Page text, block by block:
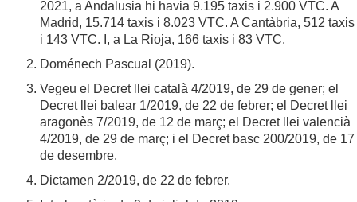
2021, a Andalusia hi havia 9.195 taxis i 2.900 VTC. A
Madrid, 15.714 taxis i 8.023 VTC. A Cantàbria, 512 taxis
i 143 VTC. I, a La Rioja, 166 taxis i 83 VTC.
Doménech Pascual (2019).
Vegeu el Decret llei català 4/2019, de 29 de gener; el
Decret llei balear 1/2019, de 22 de febrer; el Decret llei
aragonès 7/2019, de 12 de març; el Decret llei valencià
4/2019, de 29 de març; i el Decret basc 200/2019, de 17
de desembre.
Dictamen 2/2019, de 22 de febrer.